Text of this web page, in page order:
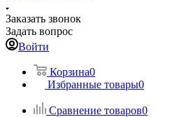
Заказать звонок
Задать вопрос
Войти
Корзина0
Избранные товары0
Сравнение товаров0